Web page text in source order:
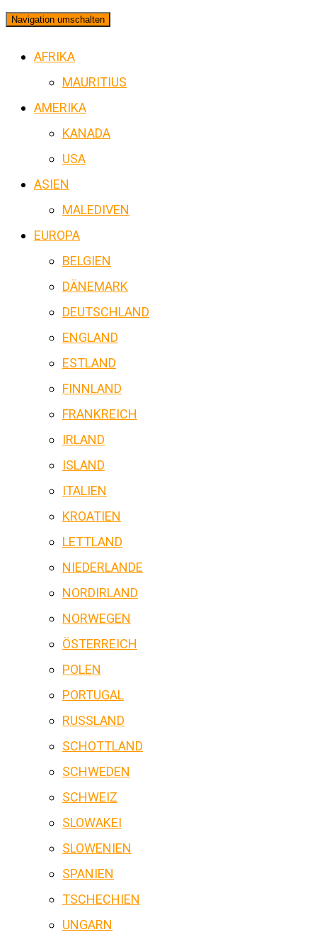
Navigation umschalten
AFRIKA
MAURITIUS
AMERIKA
KANADA
USA
ASIEN
MALEDIVEN
EUROPA
BELGIEN
DÄNEMARK
DEUTSCHLAND
ENGLAND
ESTLAND
FINNLAND
FRANKREICH
IRLAND
ISLAND
ITALIEN
KROATIEN
LETTLAND
NIEDERLANDE
NORDIRLAND
NORWEGEN
ÖSTERREICH
POLEN
PORTUGAL
RUSSLAND
SCHOTTLAND
SCHWEDEN
SCHWEIZ
SLOWAKEI
SLOWENIEN
SPANIEN
TSCHECHIEN
UNGARN